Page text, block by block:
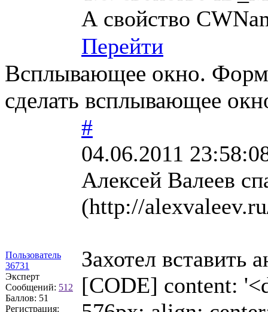
А свойство
Перейти
Всплывающее окно.
сделать всплывающее
Пользователь
36731
Эксперт
Сообщений: 512
Баллов: 51
Регистрация:
#
04.06.2011
Алексей Валеев
(http://
Захотел вставить
[CODE] content: